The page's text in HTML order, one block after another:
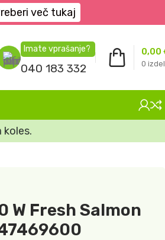
več tukaj
Imate vprašanje?
040 183 332 0
0,00
koles.
W Fresh Salmon